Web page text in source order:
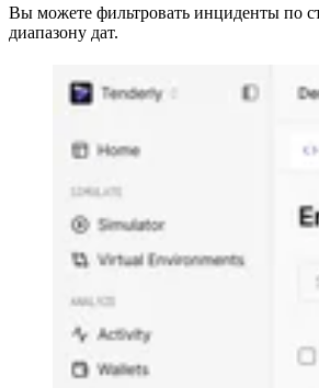
Вы можете фильтровать инциденты по
диапазону дат.